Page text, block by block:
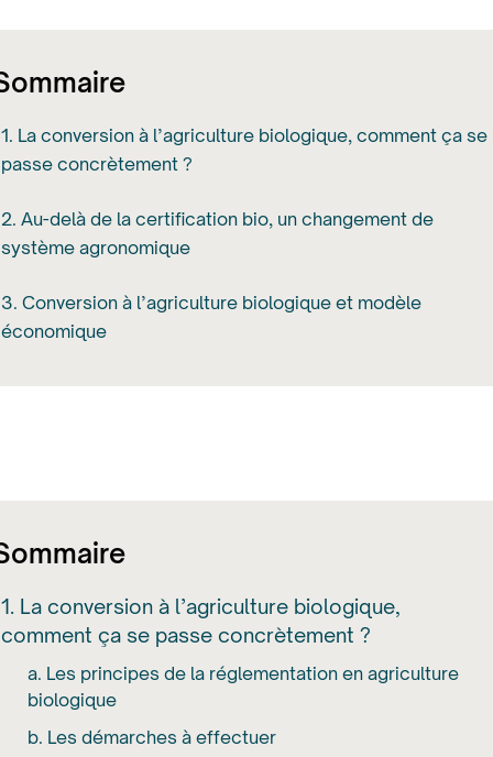
1. La conversion à l’agriculture biologique, comment ça se
passe concrètement ?
2. Au-delà de la certification bio, un changement de
système agronomique
3. Conversion à l’agriculture biologique et modèle
économique
1. La conversion à l’agriculture biologique,
comment ça se passe concrètement ?
a. Les principes de la réglementation en agriculture
biologique
b. Les démarches à effectuer